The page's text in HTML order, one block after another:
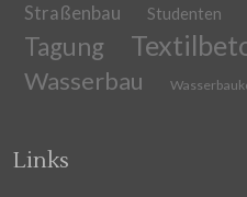
Straßenbau Studenten
Tagung
Wasserbau
Links